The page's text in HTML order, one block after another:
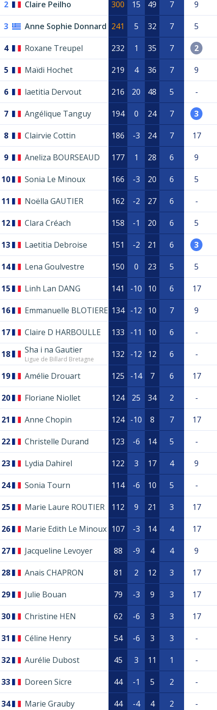
2 Claire Peilho 300 15 49 7 9
3 Anne Sophie Donnard 241 5 32 7 5
4 Roxane Treupel 232 1 35 7 2
5 Maïdi Hochet 219 4 36 7 9
6 laetitia Dervout 216 20 48 5 -
7 Angélique Tanguy 194 0 24 7 3
8 Clairvie Cottin 186 -3 24 7 17
9 Aneliza BOURSEAUD 177 1 28 6 9
10 Sonia Le Minoux 166 -3 20 6 5
11 Noëlla GAUTIER 162 -2 27 6 -
12 Clara Créach 158 -1 20 6 5
13 Laetitia Debroise 151 -2 21 6 3
14 Lena Goulvestre 150 0 23 5 5
15 Linh Lan DANG 141 -10 10 6 17
16 Emmanuelle BLOTIERE 134 -12 10 7 9
17 Claire D HARBOULLE 133 -11 10 6 -
18 Sha i na Gautier
Ligue de Billard Bretagne 132 -12 12 6 -
19 Amélie Drouart 125 -14 7 6 17
20 Floriane Niollet 124 25 34 2 -
21 Anne Chopin 124 -10 8 7 17
22 Christelle Durand 123 -6 14 5 -
23 Lydia Dahirel 122 3 17 4 9
24 Sonia Tourn 114 -6 10 5 -
25 Marie Laure ROUTIER 112 9 21 3 17
26 Marie Edith Le Minoux 107 -3 14 4 17
27 Jacqueline Levoyer 88 -9 4 4 9
28 Anais CHAPRON 81 2 12 3 17
29 Julie Bouan 79 -3 9 3 17
30 Christine HEN 62 -6 3 3 17
31 Céline Henry 54 -6 3 3 -
32 Aurélie Dubost 45 3 11 1 -
33 Doreen Sicre 44 -1 5 2 -
34 Marie Grauby 44 -4 4 2 -